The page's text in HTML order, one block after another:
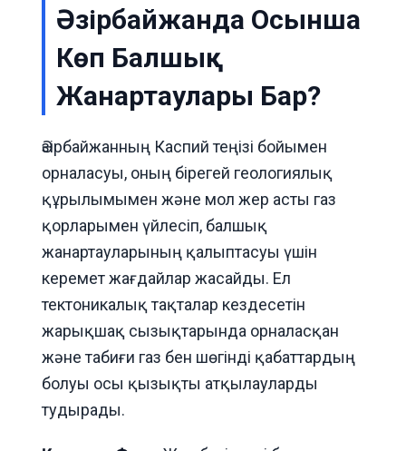
Әзірбайжанда Осынша
Көп Балшық
Жанартаулары Бар?
Әзірбайжанның Каспий теңізі бойымен
орналасуы, оның бірегей геологиялық
құрылымымен және мол жер асты газ
қорларымен үйлесіп, балшық
жанартауларының қалыптасуы үшін
керемет жағдайлар жасайды. Ел
тектоникалық тақталар кездесетін
жарықшақ сызықтарында орналасқан
және табиғи газ бен шөгінді қабаттардың
болуы осы қызықты атқылауларды
тудырады.